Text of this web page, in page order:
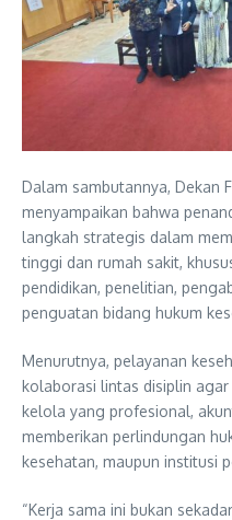
Dalam sambutannya, Dekan
menyampaikan bahwa
langkah strategis dalam
tinggi dan rumah sakit,
pendidikan, penelitian,
penguatan bidang hukum
Menurutnya, pelayanan
kolaborasi lintas disiplin
kelola yang profesional,
memberikan perlindungan
kesehatan, maupun institusi
“Kerja sama ini bukan